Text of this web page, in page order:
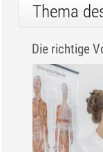
Thema
Die richtige